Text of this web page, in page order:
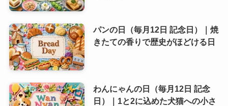
パンの日（毎月12日 記念日）｜焼
きたての香りで歴史がほどける日
わんにゃんの日（毎月12日 記念
日）｜1と2に込めた犬猫への小さ